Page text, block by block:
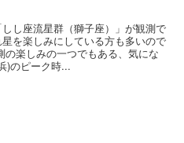
し座流星群（獅子座）」が観測で
を楽しみにしている方も多いので
楽しみの一つでもある、気にな
)のピーク時...